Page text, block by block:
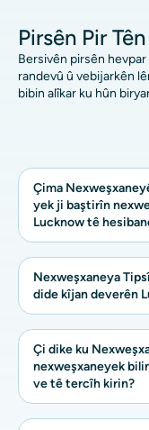
Pirsên Pir
Bersivên pirsên
randevû û vebijarkên
bibin alîkar ku hûn
Çima
yek ji baştirîn
Lucknow tê
Nexweşxaneya
dide kîjan deverên
Çi dike ku
nexweşxaneyek
ve tê tercîh kirin?